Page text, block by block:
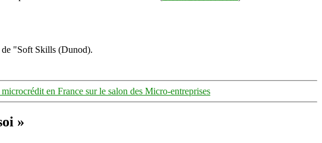
de "Soft Skills (Dunod).
en France sur le salon des Micro-entreprises
»